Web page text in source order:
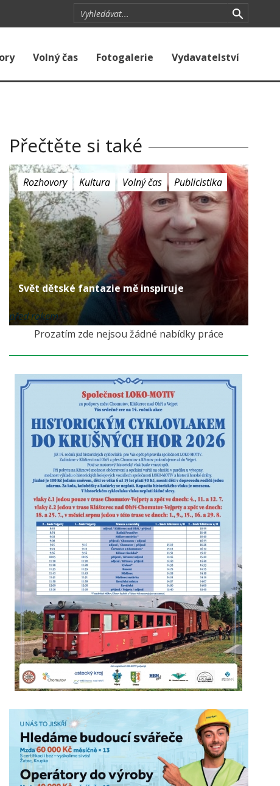
Volný čas Fotogalerie Vydavatelství
Přečtěte si také
Rozhovory Kultura Volný čas Publicistika
Svět dětské fantazie mě inspiruje
před rokem
Prozatím zde nejsou žádné nabídky práce